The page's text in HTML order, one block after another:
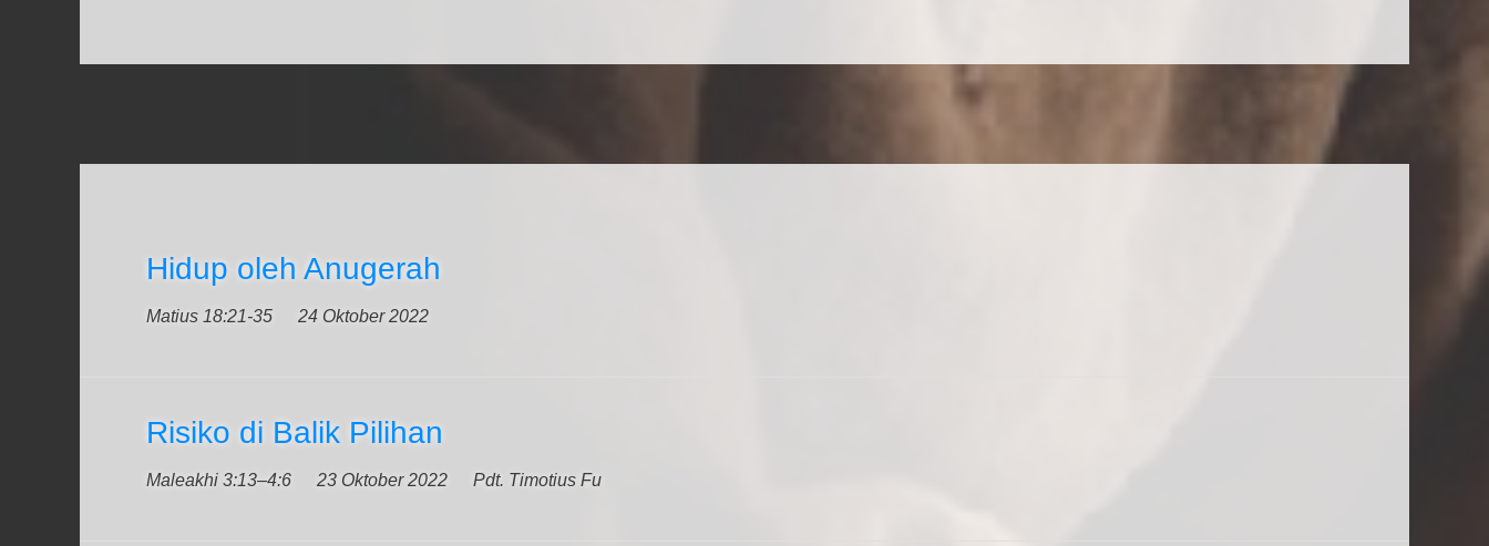
Hidup oleh Anugerah
Matius 18:21-35 24 Oktober 2022
Risiko di Balik Pilihan
Maleakhi 3:13–4:6 23 Oktober 2022 Pdt. Timotius Fu